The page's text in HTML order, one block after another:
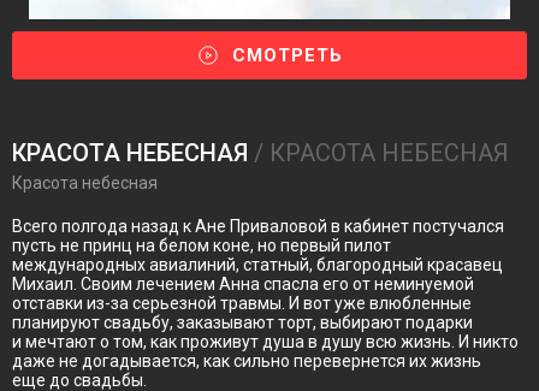
СМОТРЕТЬ
КРАСОТА НЕБЕСНАЯ / КРАСОТА НЕБЕСНАЯ
Красота небесная
Всего полгода назад к Ане Приваловой в кабинет постучался
пусть не принц на белом коне, но первый пилот
международных авиалиний, статный, благородный красавец
Михаил. Своим лечением Анна спасла его от неминуемой
отставки из-за серьезной травмы. И вот уже влюбленные
планируют свадьбу, заказывают торт, выбирают подарки
и мечтают о том, как проживут душа в душу всю жизнь. И никто
даже не догадывается, как сильно перевернется их жизнь
еще до свадьбы.